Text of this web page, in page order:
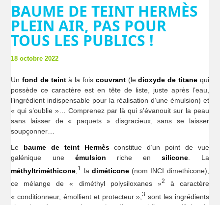
BAUME DE TEINT HERMÈS
PLEIN AIR, PAS POUR
TOUS LES PUBLICS !
18 octobre 2022
Unfond de teintà la fois couvrant(ledioxyde de titanequi
possède ce caractère est en tête de liste, juste après l’eau,
l’ingrédient indispensable pour la réalisation d’une émulsion) et
« qui s’oublie »… Comprenez par là qui s’évanouit sur la peau
sans laisser de « paquets » disgracieux, sans se laisser
soupçonner…
Le baume de teint Hermèsconstitue d’un point de vue
galénique une émulsion riche ensilicone . La
méthyltriméthicone 1 la diméticone(nom INCI dimethicone),
ce mélange de « diméthyl polysiloxanes »2
à caractère
« conditionneur, émollient et protecteur »,3 sont les ingrédients